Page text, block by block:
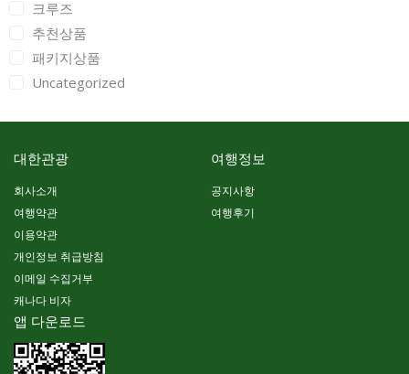
크루즈
추천상품
패키지상품
Uncategorized
대한관광
회사소개
여행약관
이용약관
개인정보 취급방침
이메일 수집거부
캐나다 비자
여행정보
공지사항
여행후기
앱 다운로드